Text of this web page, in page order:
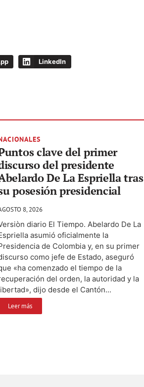
LinkedIn
clave del primer
del presidente
De La Espriella tras
posesión presidencial
8, 2026
diario El Tiempo. Abelardo De La
asumió oficialmente la
de Colombia y, en su primer
como jefe de Estado, aseguró
«ha comenzado el tiempo de la
del orden, la autoridad y la
dijo desde el Cantón...
Leer más